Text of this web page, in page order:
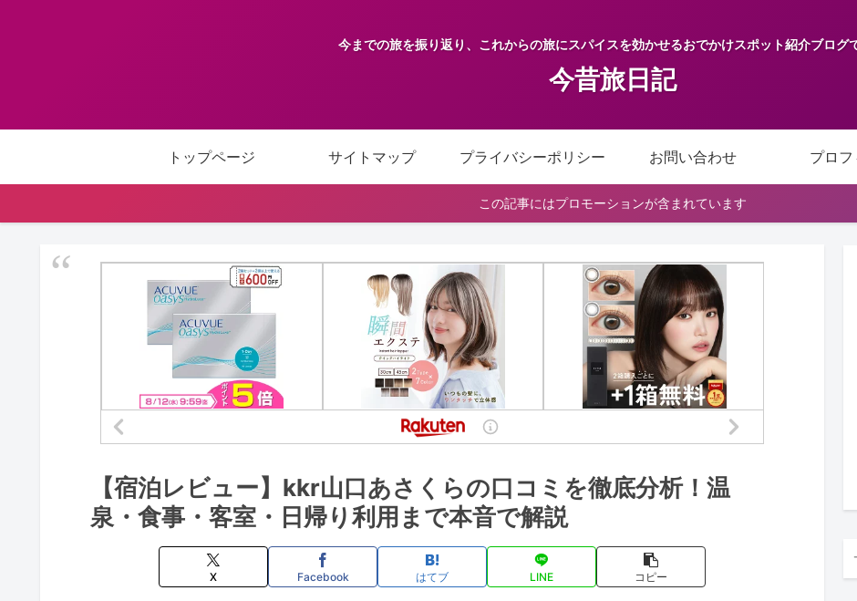
今までの旅を振り返り、これからの旅にスパイスを効かせるおでかけスポット紹介ブログで
今昔旅日記
トップページ サイトマップ プライバシーポリシー お問い合わせ プロ
この記事にはプロモーションが含まれています
【宿泊レビュー】kkr山口あさくらの口コミを徹底分析！温
泉・食事・客室・日帰り利用まで本音で解説
X Facebook はてブ LINE コピー